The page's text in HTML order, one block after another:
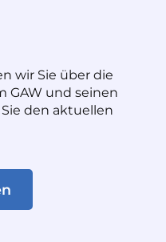
wir Sie über die
GAW und seinen
den aktuellen